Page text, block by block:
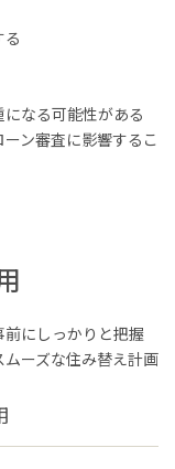
る
なる可能性がある
ン審査に影響するこ
にしっかりと把握
ーズな住み替え計画